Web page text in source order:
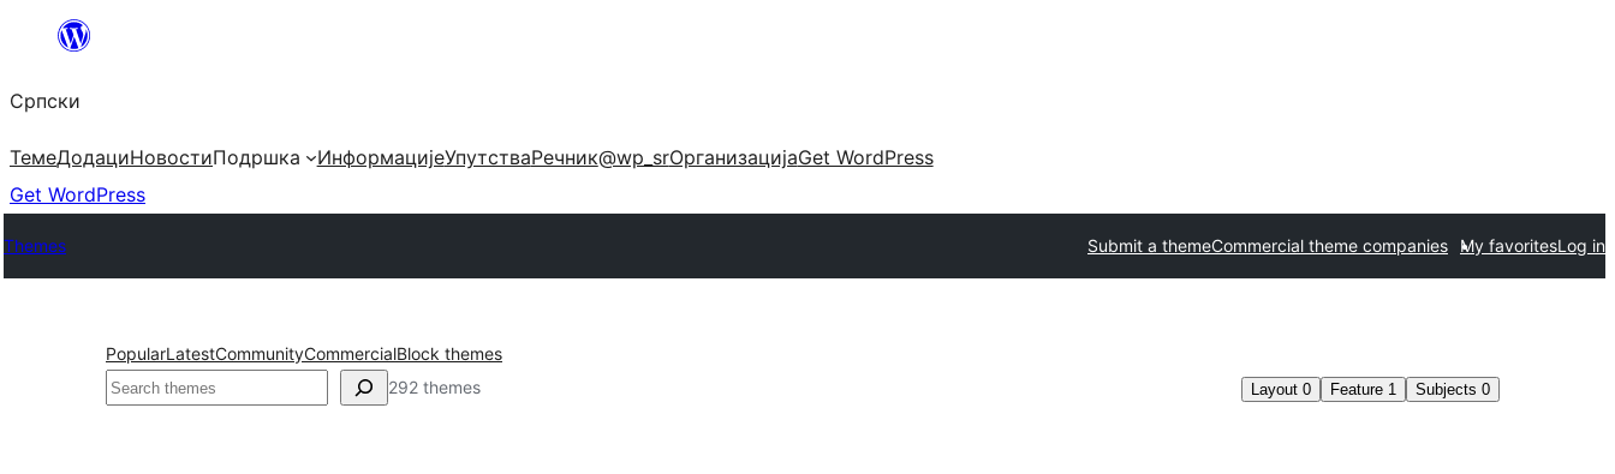
Скочи
садржај
Српски
ТемеДодациНовостиПодршка ИнформацијеУпутстваРечник@wp_srОрганизацијаGet WordPress
Get WordPress
Themes Submit a themeCommercial theme companies My favoritesLog in
PopularLatestCommunityCommercialBlock themes
Претрага 292 themes Layout 0 Feature 1 Subjects 0